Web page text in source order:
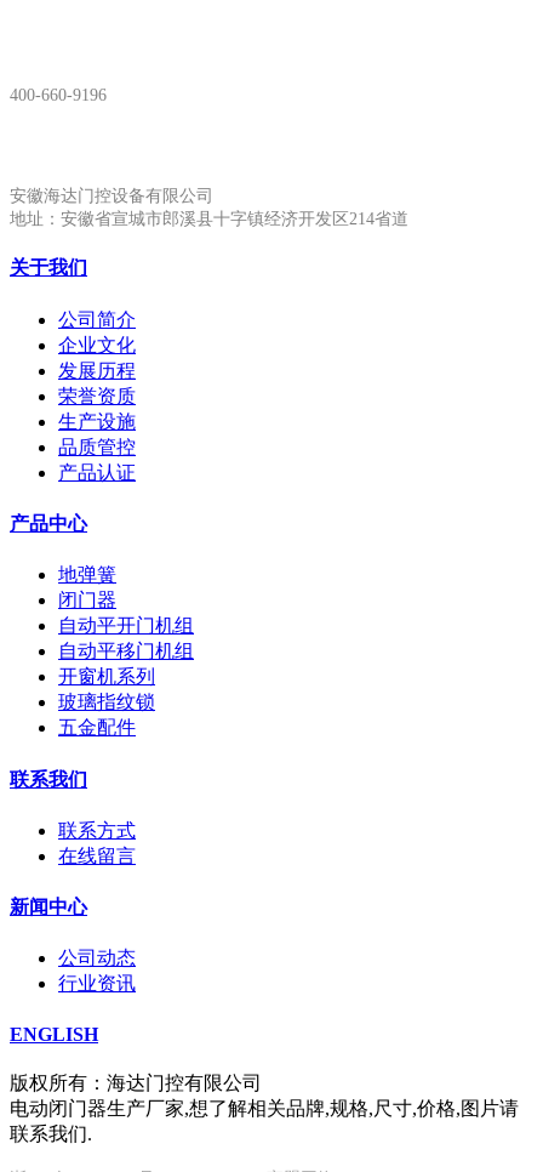
400-660-9196
安徽海达门控设备有限公司
地址：安徽省宣城市郎溪县十字镇经济开发区214省道
关于我们
公司简介
企业文化
发展历程
荣誉资质
生产设施
品质管控
产品认证
产品中心
地弹簧
闭门器
自动平开门机组
自动平移门机组
开窗机系列
玻璃指纹锁
五金配件
联系我们
联系方式
在线留言
新闻中心
公司动态
行业资讯
ENGLISH
版权所有：海达门控有限公司
电动闭门器生产厂家,想了解相关品牌,规格,尺寸,价格,图片请
联系我们.